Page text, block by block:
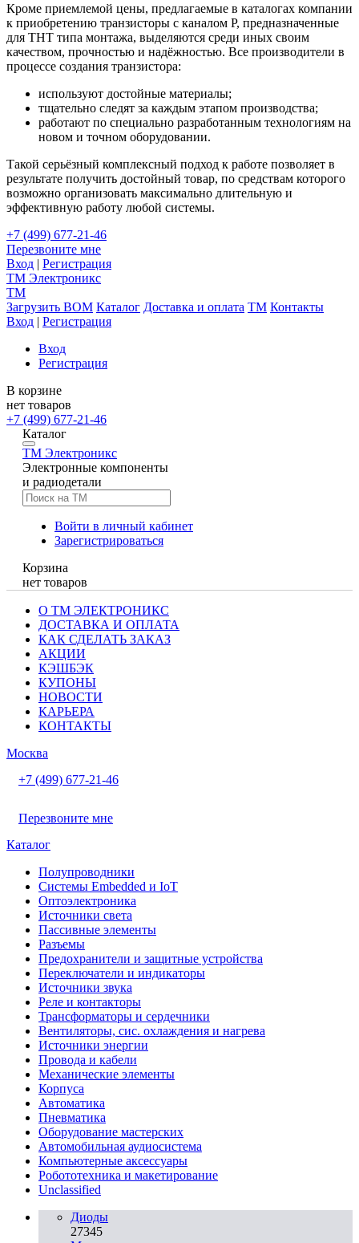
Кроме приемлемой цены, предлагаемые в каталогах компании
к приобретению транзисторы с каналом Р, предназначенные
для ТНТ типа монтажа, выделяются среди иных своим
качеством, прочностью и надёжностью. Все производители в
процессе создания транзистора:
используют достойные материалы;
тщательно следят за каждым этапом производства;
работают по специально разработанным технологиям на
новом и точном оборудовании.
Такой серьёзный комплексный подход к работе позволяет в
результате получить достойный товар, по средствам которого
возможно организовать максимально длительную и
эффективную работу любой системы.
+7 (499) 677-21-46
Перезвоните мне
Вход | Регистрация
TM Электроникс
TM
Загрузить BOM Каталог Доставка и оплата TM Контакты
Вход | Регистрация
Вход
Регистрация
В корзине
нет товаров
+7 (499) 677-21-46
Каталог
TM Электроникс
Электронные компоненты
и радиодетали
Войти в личный кабинет
Зарегистрироваться
Корзина
нет товаров
О ТМ ЭЛЕКТРОНИКС
ДОСТАВКА И ОПЛАТА
КАК СДЕЛАТЬ ЗАКАЗ
АКЦИИ
КЭШБЭК
КУПОНЫ
НОВОСТИ
КАРЬЕРА
КОНТАКТЫ
Москва
+7 (499) 677-21-46
Перезвоните мне
Каталог
Полупроводники
Системы Embedded и IoT
Oптоэлектроника
Источники света
Пассивные элементы
Разъeмы
Предохранители и защитные устройства
Переключатели и индикаторы
Источники звука
Реле и контакторы
Трансформаторы и сердечники
Вентиляторы, сис. охлаждения и нагрева
Источники энергии
Провода и кабели
Механические элементы
Корпуса
Автоматика
Пневматика
Оборудование мастерских
Автомобильная аудиосистема
Компьютерные аксессуары
Робототехника и макетирование
Unclassified
Диоды
27345